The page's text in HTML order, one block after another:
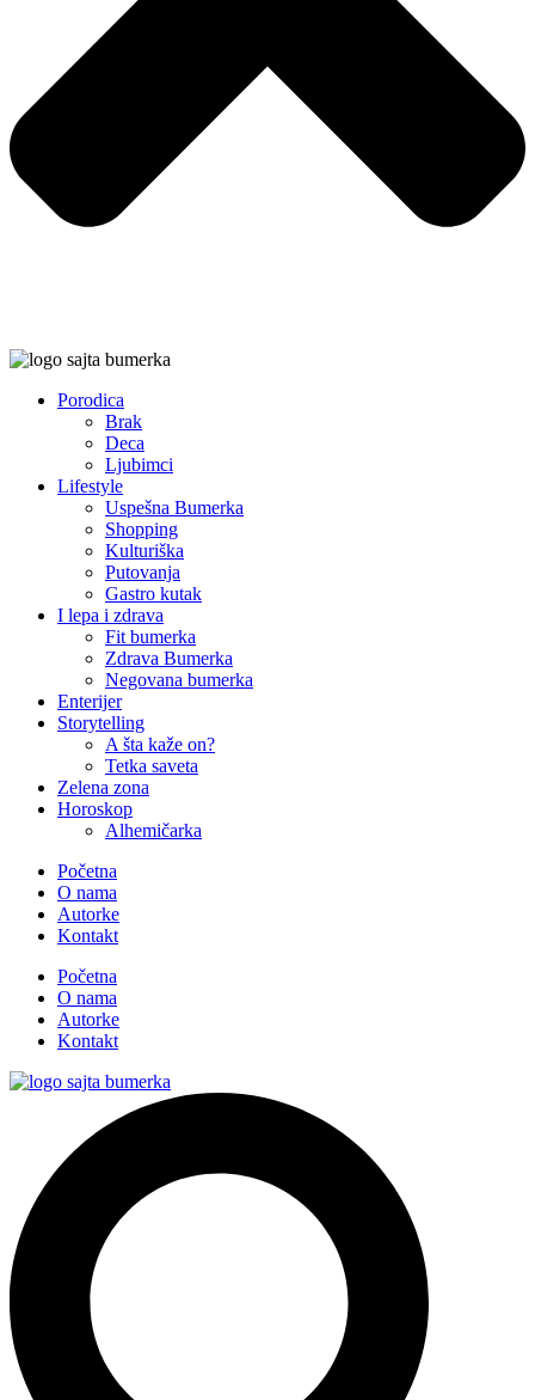
Porodica
Brak
Deca
Ljubimci
Lifestyle
Uspešna Bumerka
Shopping
Kulturiška
Putovanja
Gastro kutak
I lepa i zdrava
Fit bumerka
Zdrava Bumerka
Negovana bumerka
Enterijer
Storytelling
A šta kaže on?
Tetka saveta
Zelena zona
Horoskop
Alhemičarka
Početna
O nama
Autorke
Kontakt
Početna
O nama
Autorke
Kontakt